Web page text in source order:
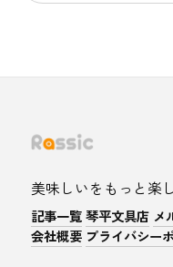
美味しいをもっと楽
記事一覧 琴平文具店 メ
会社概要 プライバシー